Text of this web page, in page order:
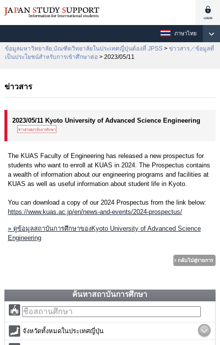
ภาษาไทย
ข้อมูลมหาวิทยาลัย,บัณฑิตวิทยาลัยในประเทศญี่ปุ่นต้องที่ JPSS > ข่าวสาร／ข้อมูลที่
เป็นประโยชน์สำหรับการเข้าศึกษาต่อ > 2023/05/11
ข่าวสาร
2023/05/11 Kyoto University of Advanced Science Engineering
The KUAS Faculty of Engineering has released a new prospectus for
students who want to enroll at KUAS in 2024. The Prospectus contains
a wealth of information about our engineering programs and facilities at
KUAS as well as useful information about student life in Kyoto.
You can download a copy of our 2024 Prospectus from the link below:
https://www.kuas.ac.jp/en/news-and-events/2024-prospectus/
» ดูข้อมูลสถาบันการศึกษาของKyoto University of Advanced Science
Engineering
ค้นหาสถาบันการศึกษา
จังหวัดทั้งหมดในประเทศญี่ปุ่น